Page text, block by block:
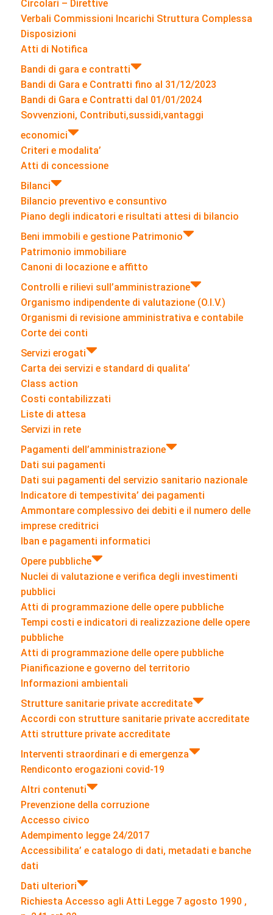
Circolari – Direttive
Verbali Commissioni Incarichi Struttura Complessa
Disposizioni
Atti di Notifica
Bandi di gara e contratti
Bandi di Gara e Contratti fino al 31/12/2023
Bandi di Gara e Contratti dal 01/01/2024
Sovvenzioni, Contributi,sussidi,vantaggi
economici
Criteri e modalita’
Atti di concessione
Bilanci
Bilancio preventivo e consuntivo
Piano degli indicatori e risultati attesi di bilancio
Beni immobili e gestione Patrimonio
Patrimonio immobiliare
Canoni di locazione e affitto
Controlli e rilievi sull’amministrazione
Organismo indipendente di valutazione (O.I.V.)
Organismi di revisione amministrativa e contabile
Corte dei conti
Servizi erogati
Carta dei servizi e standard di qualita’
Class action
Costi contabilizzati
Liste di attesa
Servizi in rete
Pagamenti dell’amministrazione
Dati sui pagamenti
Dati sui pagamenti del servizio sanitario nazionale
Indicatore di tempestivita’ dei pagamenti
Ammontare complessivo dei debiti e il numero delle
imprese creditrici
Iban e pagamenti informatici
Opere pubbliche
Nuclei di valutazione e verifica degli investimenti
pubblici
Atti di programmazione delle opere pubbliche
Tempi costi e indicatori di realizzazione delle opere
pubbliche
Atti di programmazione delle opere pubbliche
Pianificazione e governo del territorio
Informazioni ambientali
Strutture sanitarie private accreditate
Accordi con strutture sanitarie private accreditate
Atti strutture private accreditate
Interventi straordinari e di emergenza
Rendiconto erogazioni covid-19
Altri contenuti
Prevenzione della corruzione
Accesso civico
Adempimento legge 24/2017
Accessibilita’ e catalogo di dati, metadati e banche
dati
Dati ulteriori
Richiesta Accesso agli Atti Legge 7 agosto 1990 ,